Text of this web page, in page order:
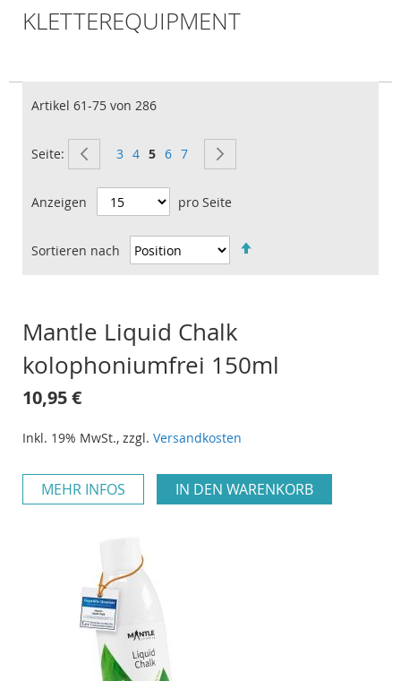
KLETTEREQUIPMENT
Artikel 61-75 von 286
Seite SEITE
ZURÜCK
Seite
3 Seite
4 Sie lesen gerade Seite
5 Seite
6 Seite
7
Anzeigen pro Seite
Sortieren nach
Mantle Liquid Chalk
kolophoniumfrei 150ml
10,95 €
Inkl. 19% MwSt., zzgl. Versandkosten
MEHR INFOS IN DEN WARENKORB